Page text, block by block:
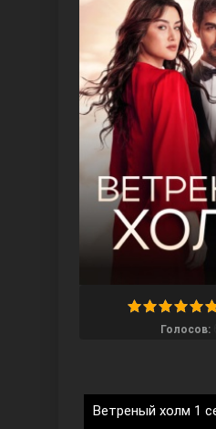
Ветреный холм
Ты назови
Голосов:
Ветреный холм 1